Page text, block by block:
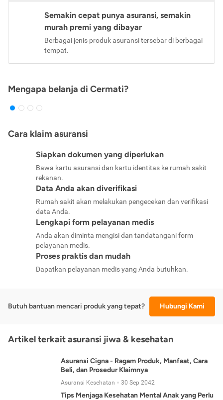
Semakin cepat punya asuransi, semakin
murah premi yang dibayar
Berbagai jenis produk asuransi tersebar di berbagai
tempat.
Mengapa belanja di Cermati?
Cara klaim asuransi
Siapkan dokumen yang diperlukan
Bawa kartu asuransi dan kartu identitas ke rumah sakit
rekanan.
Data Anda akan diverifikasi
Rumah sakit akan melakukan pengecekan dan verifikasi
data Anda.
Lengkapi form pelayanan medis
Anda akan diminta mengisi dan tandatangani form
pelayanan medis.
Proses praktis dan mudah
Dapatkan pelayanan medis yang Anda butuhkan.
Butuh bantuan mencari produk yang tepat? Hubungi Kami
Artikel terkait asuransi jiwa & kesehatan
Asuransi Cigna - Ragam Produk, Manfaat, Cara
Beli, dan Prosedur Klaimnya
Asuransi Kesehatan 30 Sep 2042
Tips Menjaga Kesehatan Mental Anak yang Perlu